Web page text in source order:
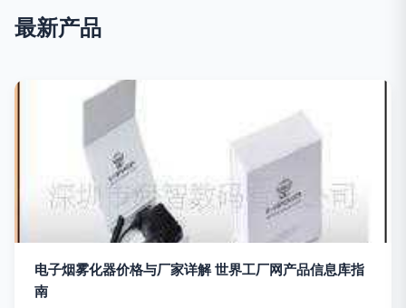
最新产品
电子烟雾化器价格与厂家详解 世界工厂网产品信息库指
南